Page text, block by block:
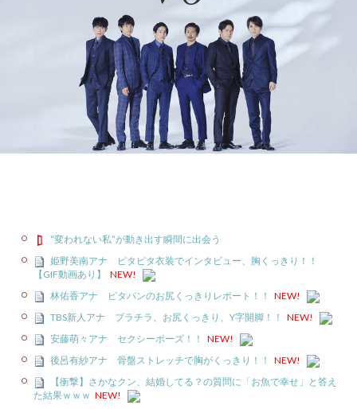
“変われない私”が動き出す瞬間に出会う
姫野美南アナ ピタピタ衣装でインタビュー、胸くっきり！！
【GIF動画あり】
NEW!
林佑香アナ ピタパンのお尻くっきりレポート！！
NEW!
TBS新人アナ ブラチラ、お尻くっきり、Y字開脚！！
NEW!
安藤萌々アナ セクシーポーズ！！
NEW!
後呂有紗アナ 骨盤ストレッチで胸がくっきり！！
NEW!
【衝撃】さかなクン、結婚してる？の質問に「お魚で幸せ」と答え
た結果ｗｗｗ NEW!